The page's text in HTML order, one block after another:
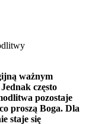
ważnym
często
pozostaje
proszą Boga. Dla
staje się